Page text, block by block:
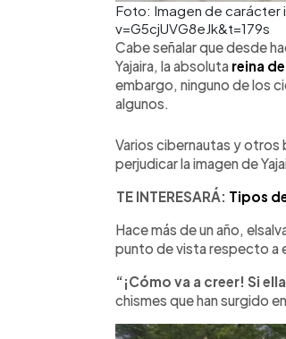
Foto: Imagen de
v=G5cjUVG8eJk&t=179s
Cabe señalar que desde
Yajaira, la absoluta reina
embargo, ninguno de los
algunos.
Varios cibernautas y otros
perjudicar la imagen de
TE INTERESARÁ: Tipos
Hace más de un año,
punto de vista respecto a
“¡Cómo va a creer! Si ella
chismes que han surgido